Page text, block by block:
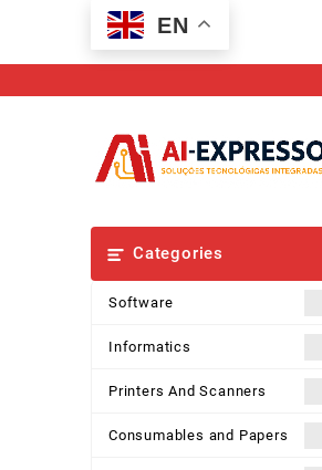
EN
Categories
Software
Informatics
Printers And Scanners
Consumables and Papers